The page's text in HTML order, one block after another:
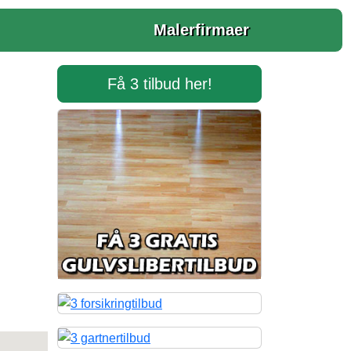
Malerfirmaer
Få 3 tilbud her!